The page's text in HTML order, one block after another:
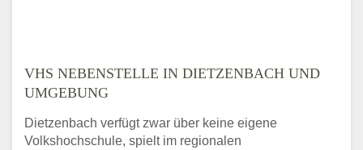
VHS NEBENSTELLE IN DIETZENBACH UND
UMGEBUNG
Dietzenbach verfügt zwar über keine eigene
Volkshochschule, spielt im regionalen